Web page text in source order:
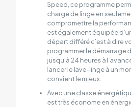
Speed, ce programme
charge de linge en
compromettre la
est également équipée
départ différé c’est à dire
programmer le démarrage
jusqu’à 24 heures à
lancer le lave-linge à un
convient le mieux.
Avec une classe
est très économe en